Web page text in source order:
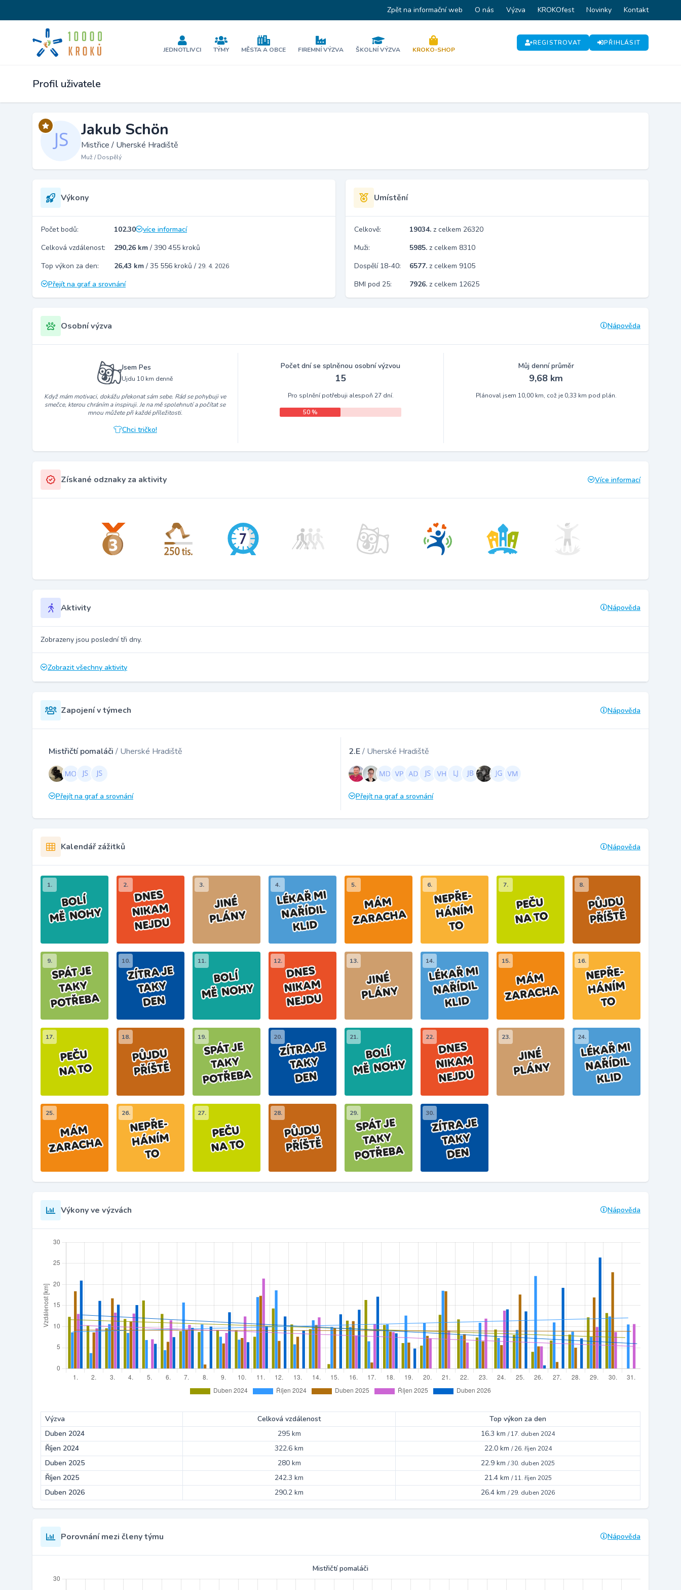
Zpět na informační web O nás Výzva KROKOfest Novinky Kontakt
JEDNOTLIVCI TÝMY MĚSTA A OBCE FIREMNÍ VÝZVA ŠKOLNÍ VÝZVA KROKO-SHOP
REGISTROVAT PŘIHLÁSIT
Profil uživatele
Jakub Schön
Mistřice / Uherské Hradiště
Muž / Dospělý
Výkony
Počet bodů: 102.30
více informací
Celková vzdálenost:
290,26 km / 390 455 kroků
Top výkon za den:
26,43 km / 35 556 kroků / 29. 4. 2026
Přejít na graf a srovnání
Umístění
Celkově: 19034. z celkem 26320
Muži:
5985. z celkem 8310
Dospělí 18-40:
6577. z celkem 9105
BMI pod 25:
7926. z celkem 12625
Osobní výzva Nápověda
Jsem Pes
Ujdu 10 km denně
Když mám motivaci, dokážu překonat sám sebe. Rád se pohybuji ve
smečce, kterou chráním a inspiruji. Je na mě spolehnutí a počítat se
mnou můžete při každé příležitosti.
Chci tričko!
Počet dní se splněnou osobní výzvou
15
Pro splnění potřebuji alespoň 27 dní.
50 %
Můj denní průměr
9,68 km
Plánoval jsem 10,00 km, což je 0,33 km pod plán.
Získané odznaky za aktivity Více informací
Aktivity Nápověda
Zobrazeny jsou poslední tři dny.
Zobrazit všechny aktivity
Zapojení v týmech Nápověda
Mistřičtí pomaláči / Uherské Hradiště
Přejít na graf a srovnání
2.E/ Uherské Hradiště
Přejít na graf a srovnání
Kalendář zážitků Nápověda
1. 2. 3. 4. 5. 6. 7. 8.
9. 10. 11. 12. 13. 14. 15. 16.
17. 18. 19. 20. 21. 22. 23. 24.
25. 26. 27. 28. 29. 30.
Výkony ve výzvách Nápověda
Výzva Celková vzdálenost
Top výkon za den
Duben 2024
295 km 16.3 km /17. duben 2024
Říjen 2024 322.6 km 22.0 km /26. říjen 2024
Duben 2025 280 km 22.9 km /30. duben 2025
Říjen 2025 242.3 km 21.4 km /11. říjen 2025
Duben 2026 290.2 km 26.4 km /29. duben 2026
Porovnání mezi členy týmu Nápověda
Mistřičtí pomaláči